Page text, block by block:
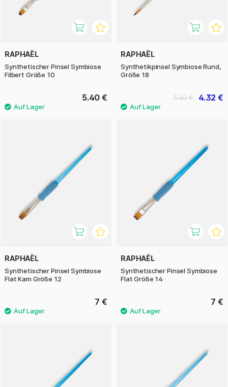
RAPHAËL
Synthetischer Pinsel Symbiose
Filbert Größe 10
5.40 €
RAPHAËL
Synthetikpinsel Symbiose Rund,
Größe 18
4.32 €
5.40 €
RAPHAËL
Synthetischer Pinsel Symbiose
Flat Kam Größe 12
7 €
RAPHAËL
Synthetischer Pinsel Symbiose
Flat Größe 14
7 €